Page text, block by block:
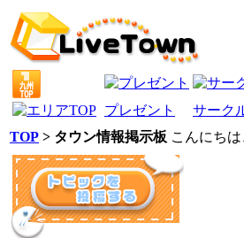
プレゼント サーク
TOP > タウン情報掲示板 こんにちは